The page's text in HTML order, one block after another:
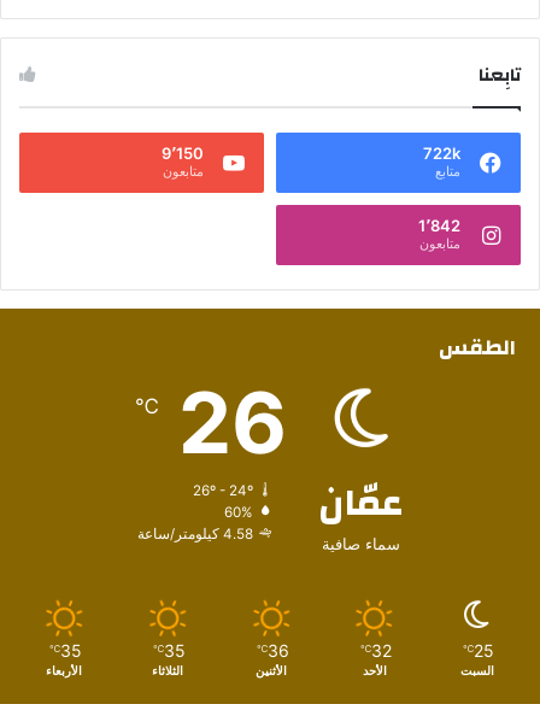
تابِعنا
722k
متابع
9٬150
متابعون
1٬842
متابعون
الطقس
عمّان
سماء صافية
26
℃
26º - 24º
60%
4.58 كيلومتر/ساعة
25
℃
السبت
32
℃
الأحد
36
℃
الأثنين
35
℃
الثلاثاء
35
℃
الأربعاء